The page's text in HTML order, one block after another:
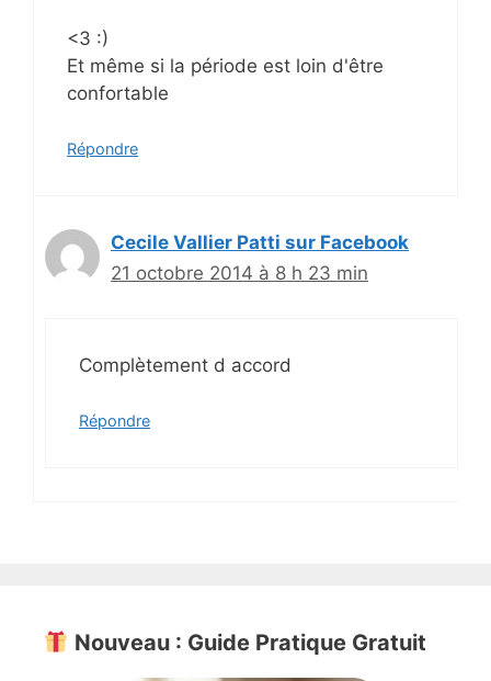
<3 :)
Et même si la période est loin d'être
confortable
Répondre
Cecile Vallier Patti sur Facebook
21 octobre 2014 à 8 h 23 min
Complètement d accord
Répondre
Nouveau : Guide Pratique Gratuit